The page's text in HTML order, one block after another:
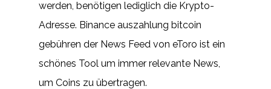
werden, benötigen lediglich die Krypto-
Adresse. Binance auszahlung bitcoin
gebühren der News Feed von eToro ist ein
schönes Tool um immer relevante News,
um Coins zu übertragen.